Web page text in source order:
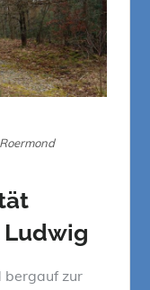
Ludwig
bergauf zur